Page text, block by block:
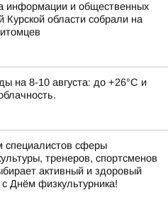
информации и общественных
Курской области собрали на
на 8-10 августа: до +26°C и
специалистов сферы
тренеров, спортсменов
активный и здоровый
Днём физкультурника!